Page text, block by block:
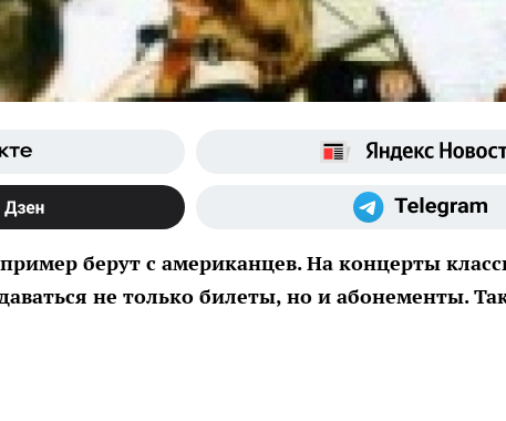
берут с американцев. На концерты
не только билеты, но и абонементы.